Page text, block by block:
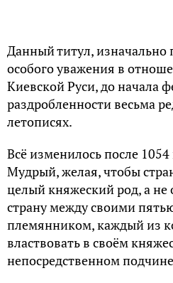
Данный титул,
особого уважения в
Киевской Руси, до начала
раздробленности весьма
летописях.
Всё изменилось после 1054
Мудрый, желая, чтобы
целый княжеский род, а не
страну между своими
племянником, каждый из
властвовать в своём
непосредственном